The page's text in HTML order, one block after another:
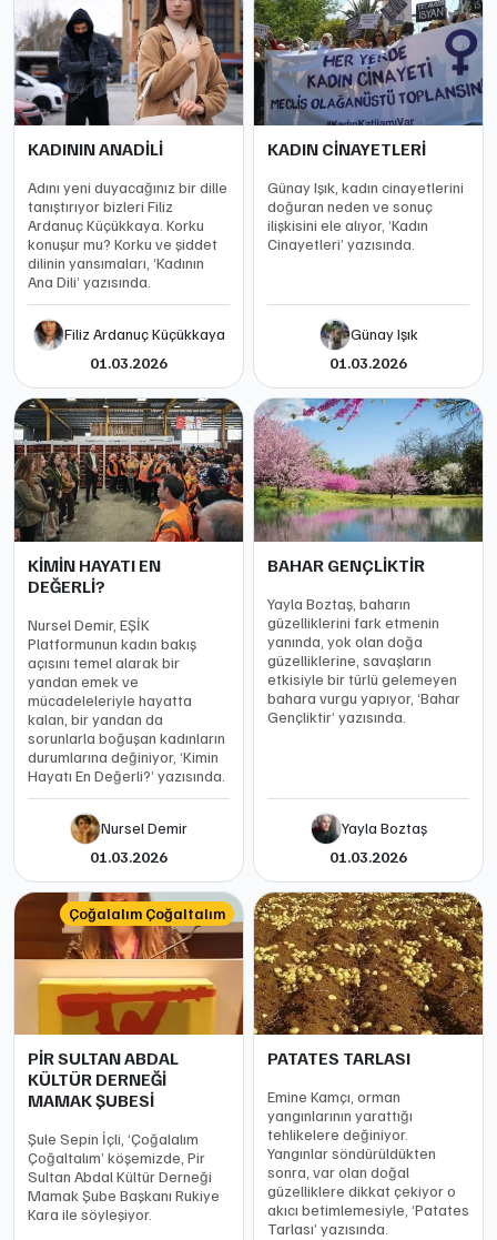
KADININ ANADİLİ
Adını yeni duyacağınız bir dille
tanıştırıyor bizleri Filiz
Ardanuç Küçükkaya. Korku
konuşur mu? Korku ve şiddet
dilinin yansımaları, ‘Kadının
Ana Dili’ yazısında.
Filiz Ardanuç Küçükkaya
01.03.2026
KADIN CİNAYETLERİ
Günay Işık, kadın cinayetlerini
doğuran neden ve sonuç
ilişkisini ele alıyor, ‘Kadın
Cinayetleri’ yazısında.
Günay Işık
01.03.2026
KİMİN HAYATI EN
DEĞERLİ?
Nursel Demir, EŞİK
Platformunun kadın bakış
açısını temel alarak bir
yandan emek ve
mücadeleleriyle hayatta
kalan, bir yandan da
sorunlarla boğuşan kadınların
durumlarına değiniyor, ‘Kimin
Hayatı En Değerli?’ yazısında.
Nursel Demir
01.03.2026
BAHAR GENÇLİKTİR
Yayla Boztaş, baharın
güzelliklerini fark etmenin
yanında, yok olan doğa
güzelliklerine, savaşların
etkisiyle bir türlü gelemeyen
bahara vurgu yapıyor, ‘Bahar
Gençliktir’ yazısında.
Yayla Boztaş
01.03.2026
Çoğalalım Çoğaltalım
PİR SULTAN ABDAL
KÜLTÜR DERNEĞİ
MAMAK ŞUBESİ
Şule Sepin İçli, ‘Çoğalalım
Çoğaltalım’ köşemizde, Pir
Sultan Abdal Kültür Derneği
Mamak Şube Başkanı Rukiye
Kara ile söyleşiyor.
PATATES TARLASI
Emine Kamçı, orman
yangınlarının yarattığı
tehlikelere değiniyor.
Yangınlar söndürüldükten
sonra, var olan doğal
güzelliklere dikkat çekiyor o
akıcı betimlemesiyle, ‘Patates
Tarlası’ yazısında.